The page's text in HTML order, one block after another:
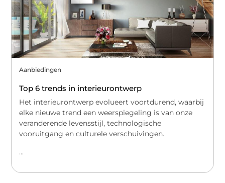
Aanbiedingen
Top 6 trends in interieurontwerp
Het interieurontwerp evolueert voortdurend, waarbij
elke nieuwe trend een weerspiegeling is van onze
veranderende levensstijl, technologische
vooruitgang en culturele verschuivingen.
...